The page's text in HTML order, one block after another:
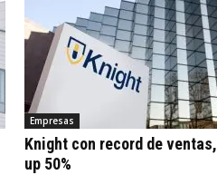
Empresas
Knight con record de ventas,
up 50%